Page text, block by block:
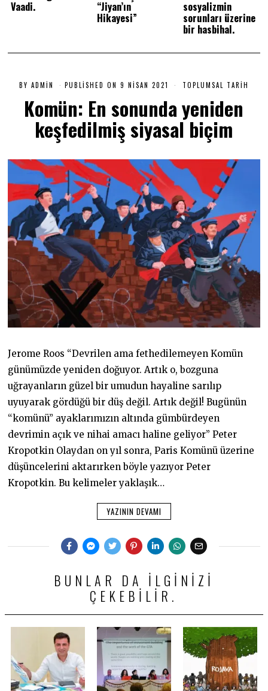
Vaadi. “Jiyan’ın
Hikayesi”
sosyalizmin
sorunları üzerine
bir hasbihal.
BY ADMIN PUBLISHED ON 9 NISAN 2021
S
N
2
1
TOPLUMSAL TARIH
Komün: En sonunda yeniden
keşfedilmiş siyasal biçim
Jerome Roos “Devrilen ama fethedilemeyen Komün
günümüzde yeniden doğuyor. Artık o, bozguna
uğrayanların güzel bir umudun hayaline sarılıp
uyuyarak gördüğü bir düş değil. Artık değil! Bugünün
“komünü” ayaklarımızın altında gümbürdeyen
devrimin açık ve nihai amacı haline geliyor” Peter
Kropotkin Olaydan on yıl sonra, Paris Komünü üzerine
düşüncelerini aktarırken böyle yazıyor Peter
Kropotkin. Bu kelimeler yaklaşık…
YAZININ DEVAMI
BUNLAR DA ILGINIZI
ÇEKEBILIR.